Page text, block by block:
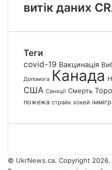
витік даних
Теги
covid-19 Вакцинація
Допомога Канада
США Санкції Смерть
пожежа страйк хокей
© UkrNews.ca. Copyright 2026.